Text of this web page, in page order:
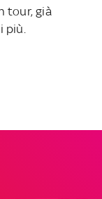
tour, già
più.